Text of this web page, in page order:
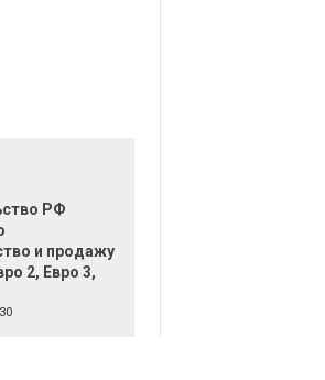
РФ
и продажу
2, Евро 3,